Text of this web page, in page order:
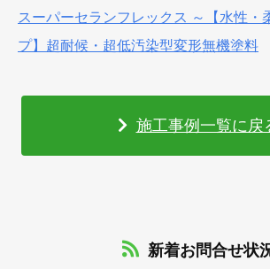
スーパーセランフレックス ～【水性・
プ】超耐候・超低汚染型変形無機塗料
施工事例一覧に戻
新着お問合せ状